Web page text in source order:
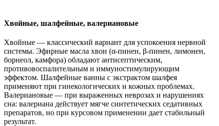
Хвойные, шалфейные, валериановые
Хвойные — классический вариант для успокоения нервной
системы. Эфирные масла хвои (α-пинен, β-пинен, лимонен,
борнеол, камфора) обладают антисептическим,
противовоспалительным и иммуностимулирующим
эффектом. Шалфейные ванны с экстрактом шалфея
применяют при гинекологических и кожных проблемах.
Валериановые — при выраженных неврозах и нарушениях
сна: валериана действует мягче синтетических седативных
препаратов, но при курсовом применении дает стабильный
результат.